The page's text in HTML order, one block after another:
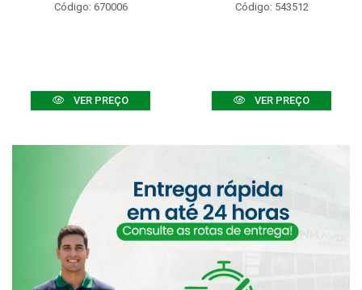
Código: 670006
VER PREÇO
Código: 543512
VER PREÇO